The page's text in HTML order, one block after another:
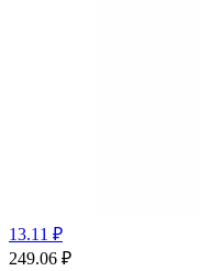
13.11 ₽
249.06 ₽